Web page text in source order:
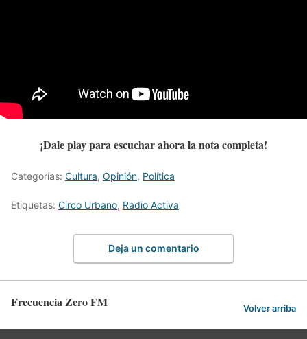
¡Dale play para escuchar ahora la nota completa!
Categorías: Cultura, Opinión, Política
Etiquetas: Circo Urbano, Radio Activa
Deja un comentario
Frecuencia Zero FM Volver arriba